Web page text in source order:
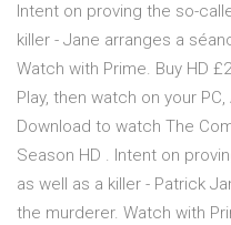
Intent on proving the so-
killer - Jane arranges a
Watch with Prime. Buy HD
Play, then watch on your
Download to watch The
Season HD . Intent on
as well as a killer - Patrick
the murderer. Watch with